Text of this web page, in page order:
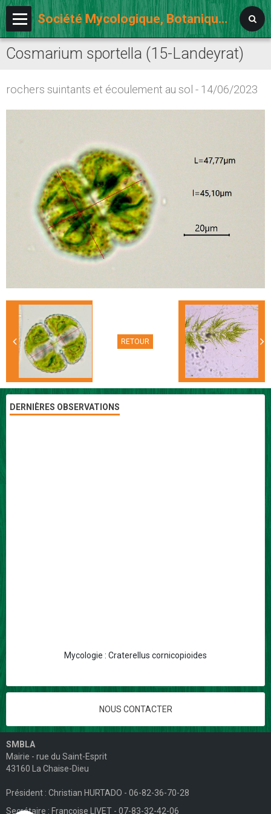
Société Mycologique, Botanique et Lichénologique d'Auvergne
Accueil
Ouvrages et sites
Forum adhérents
Cosmarium sportella (15-Landeyrat)
rochers suintants et écoulement au sol - 14/06/2023
RETOUR
DERNIÈRES OBSERVATIONS
Mycologie : Craterellus cornicopioides
NOUS CONTACTER
SMBLA
Mairie - rue du Saint-Esprit
43160 La Chaise-Dieu
Président : Christian HURTADO - 06-82-36-70-28
Secrétaire : Françoise LIVET - 07-83-32-42-06